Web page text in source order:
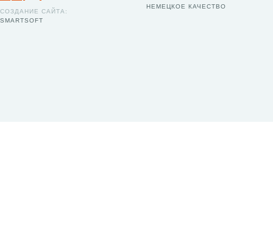
СОЗДАНИЕ САЙТА:
SMARTSOFT
НЕМЕЦКОЕ КАЧЕСТВО